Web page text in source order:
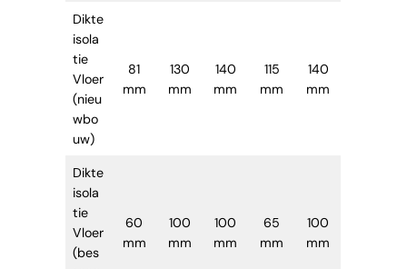
Dikte
isola
tie
Vloer
(nieu
wbo
uw)
81
mm
130
mm
140
mm
115
mm
140
mm
Dikte
isola
tie
Vloer
(bes
60
mm
100
mm
100
mm
65
mm
100
mm